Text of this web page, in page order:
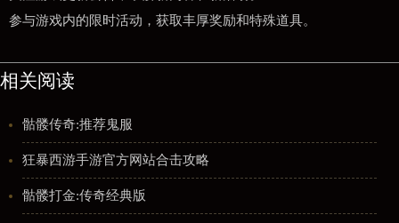
参与游戏内的限时活动，获取丰厚奖励和特殊道具。
相关阅读
骷髅传奇:推荐鬼服
狂暴西游手游官方网站合击攻略
骷髅打金:传奇经典版